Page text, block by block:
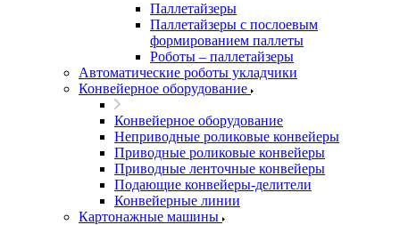
Паллетайзеры
Паллетайзеры с послоевым
формированием паллеты
Роботы – паллетайзеры
Автоматические роботы укладчики
Конвейерное оборудование
Конвейерное оборудование
Неприводные роликовые конвейеры
Приводные роликовые конвейеры
Приводные ленточные конвейеры
Подающие конвейеры-делители
Конвейерные линии
Картонажные машины